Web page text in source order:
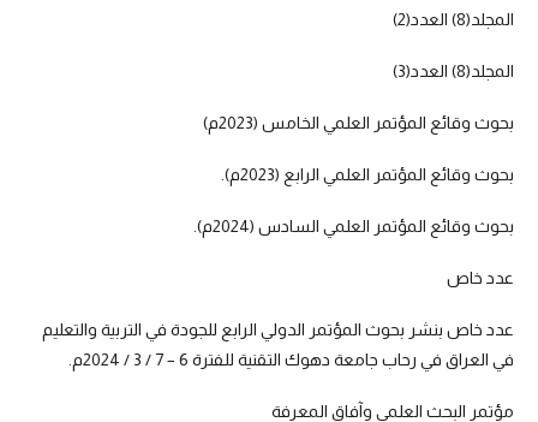
المجلد(8) العدد(2)
المجلد(8) العدد(3)
بحوث وقائع المؤتمر العلمي الخامس (2023م)
بحوث وقائع المؤتمر العلمي الرابع (2023م).
بحوث وقائع المؤتمر العلمي السادس (2024م).
عدد خاص
عدد خاص بنشر بحوث المؤتمر الدولي الرابع للجودة في التربية والتعليم
في العراق في رحاب جامعة دهوك التقنية للفترة 6 – 7 / 3 / 2024م.
مؤتمر البحث العلمي وآفاق المعرفة